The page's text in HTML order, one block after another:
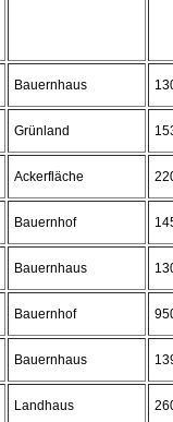
Bauernhaus
Grünland
Ackerfläche
Bauernhof
Bauernhaus
Bauernhof
Bauernhaus
Landhaus